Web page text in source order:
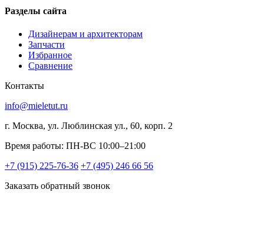
Разделы сайта
Дизайнерам и архитекторам
Запчасти
Избранное
Сравнение
Контакты
info@mieletut.ru
г. Москва, ул. Люблинская ул., 60, корп. 2
Время работы: ПН-ВС 10:00–21:00
+7 (915) 225-76-36 +7 (495) 246 66 56
Заказать обратный звонок